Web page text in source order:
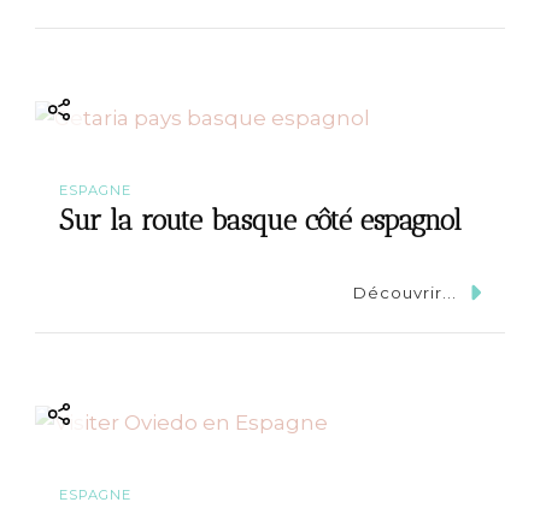
ESPAGNE
Sur la route basque côté espagnol
Découvrir...
ESPAGNE